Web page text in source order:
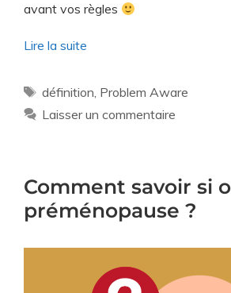
avant vos règles
Lire la suite
définition, Problem Aware
Laisser un commentaire
Comment savoir si
préménopause ?